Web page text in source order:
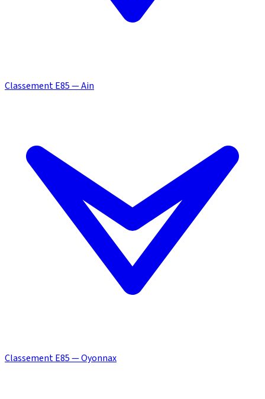
Classement E85 — Ain
Classement E85 — Oyonnax